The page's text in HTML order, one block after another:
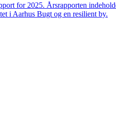
for 2025. Årsrapporten
i Aarhus Bugt og en resilient by.